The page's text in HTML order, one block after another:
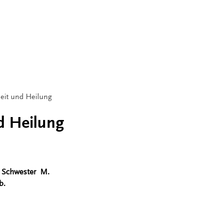
und Heilung
Heilung
M.